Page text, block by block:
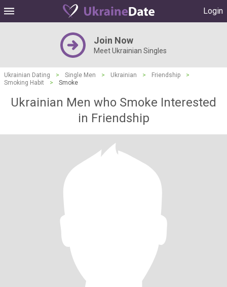
Login
Join Now
Meet Ukrainian Singles
Ukrainian Dating > Single Men > Ukrainian > Friendship
>
Smoking Habit
> Smoke
Ukrainian Men who Smoke Interested
in Friendship